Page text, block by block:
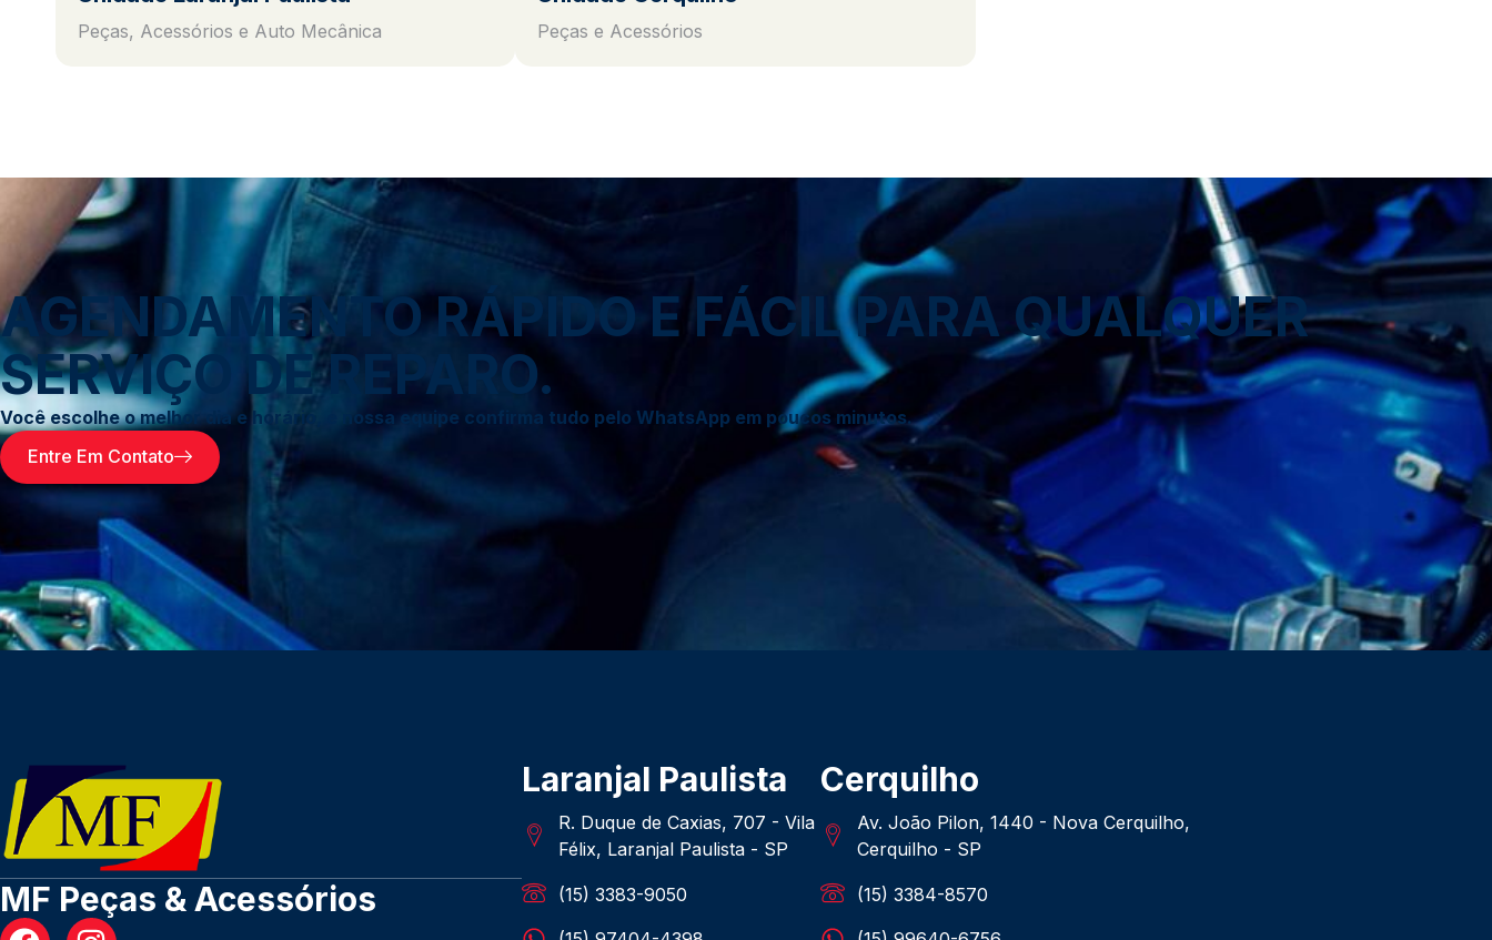
Peças, Acessórios e Auto Mecânica Peças e Acessórios
AGENDAMENTO RÁPIDO E FÁCIL PARA QUALQUER
SERVIÇO DE REPARO.
Você escolhe o melhor dia e horário, e nossa equipe confirma tudo pelo WhatsApp em poucos minutos.
Entre Em Contato
MF Peças & Acessórios
Laranjal Paulista
R. Duque de Caxias, 707 - Vila
Félix, Laranjal Paulista - SP
(15) 3383-9050
Cerquilho
Av. João Pilon, 1440 - Nova Cerquilho,
Cerquilho - SP
(15) 3384-8570